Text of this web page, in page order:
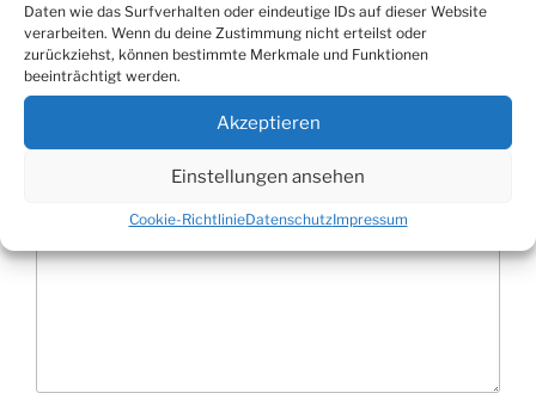
Daten wie das Surfverhalten oder eindeutige IDs auf dieser Website
verarbeiten. Wenn du deine Zustimmung nicht erteilst oder
zurückziehst, können bestimmte Merkmale und Funktionen
beeinträchtigt werden.
Akzeptieren
Einstellungen ansehen
Cookie-RichtlinieDatenschutzImpressum
Deine E-Mail-Adresse wird nicht veröffentlicht.
Erforderliche Felder sind mit*markiert